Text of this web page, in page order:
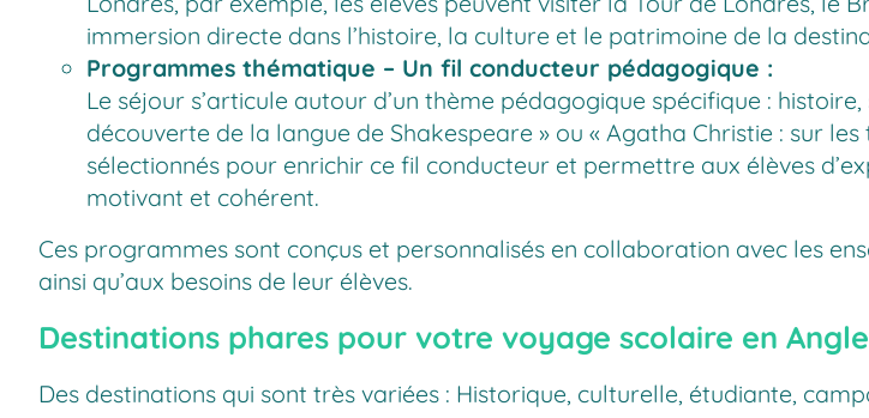
immersion directe dans l’histoire, la culture et le patrimoine de la
Programmes thématique – Un fil conducteur pédagogique :
Le séjour s’articule autour d’un thème pédagogique spécifique :
découverte de la langue de Shakespeare » ou « Agatha Christie : sur
sélectionnés pour enrichir ce fil conducteur et permettre aux élèves
motivant et cohérent.
Ces programmes sont conçus et personnalisés en collaboration avec les
ainsi qu’aux besoins de leur élèves.
Destinations phares pour votre voyage scolaire en
Des destinations qui sont très variées : Historique, culturelle, étudiante,